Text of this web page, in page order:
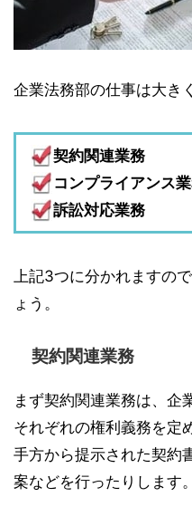
企業法務部の仕事は大き
契約関連業務
コンプライアンス
訴訟対応業務
上記3つに分かれますの
ょう。
契約関連業務
まず契約関連業務は、企
それぞれの権利義務を定
手方から提示された契約
案などを行ったりします。